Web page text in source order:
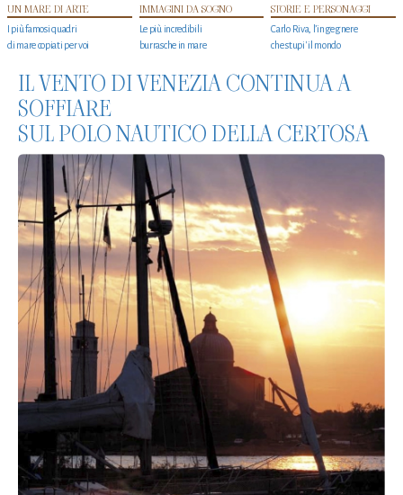
UN MARE DI ARTE
I più famosi quadri
di mare copiati per voi
IMMAGINI DA SOGNO
Le più incredibili
burrasche in mare
STORIE E PERSONAGGI
Carlo Riva, l’ingegnere
che stupi' il mondo
IL VENTO DI VENEZIA CONTINUA A
SOFFIARE
SUL POLO NAUTICO DELLA CERTOSA